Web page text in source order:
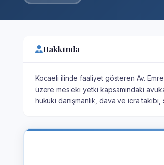
Hakkında
Kocaeli ilinde faaliyet gösteren Av.
üzere mesleki yetki kapsamındaki
hukuki danışmanlık, dava ve icra takibi,